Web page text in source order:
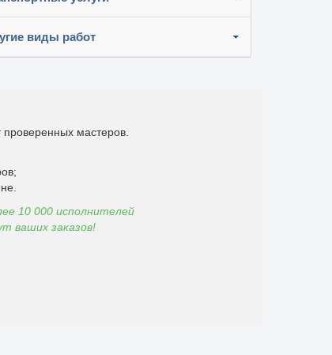
виды работ
мастеров.
10 000 исполнителей
ваших заказов!